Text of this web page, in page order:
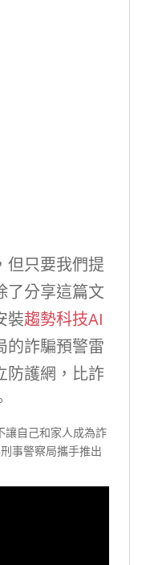
但只要我們提
了分享這篇文
裝趨勢科技AI
的詐騙預警雷
防護網，比詐
讓自己和家人成為詐
事警察局攜手推出